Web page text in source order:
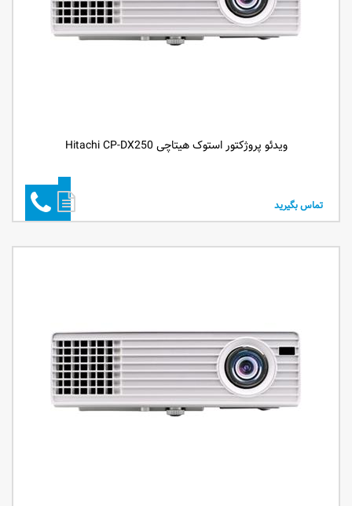
ویدئو پروژکتور استوک هیتاچی Hitachi CP-DX250
تماس بگیرید